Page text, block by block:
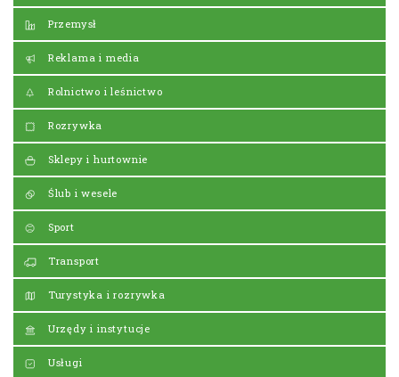
Przemysł
Reklama i media
Rolnictwo i leśnictwo
Rozrywka
Sklepy i hurtownie
Ślub i wesele
Sport
Transport
Turystyka i rozrywka
Urzędy i instytucje
Usługi